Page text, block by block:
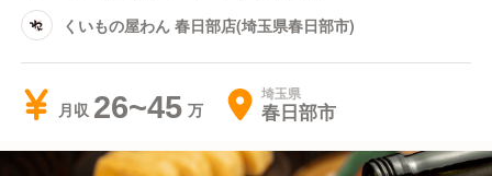
くいもの屋わん 春日部店(埼玉県春日部市)
月収 26~45 埼玉県
春日部市